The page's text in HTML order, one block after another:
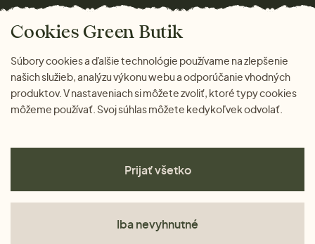
Cookies Green Butik
Súbory cookies a ďalšie technológie používame na zlepšenie
našich služieb, analýzu výkonu webu a odporúčanie vhodných
produktov. V nastaveniach si môžete zvoliť, ktoré typy cookies
môžeme používať. Svoj súhlas môžete kedykoľvek odvolať.
Prijať všetko
Iba nevyhnutné